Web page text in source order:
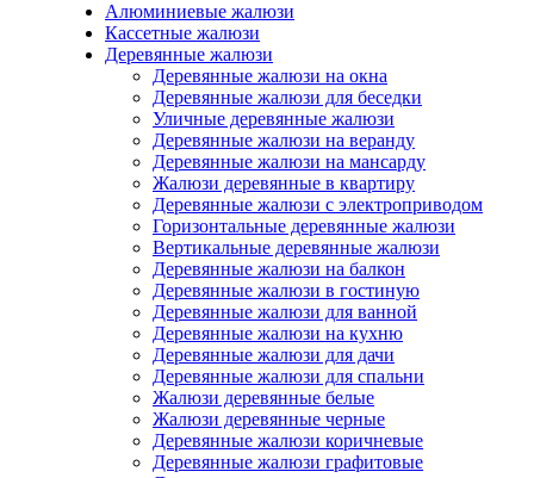
Алюминиевые жалюзи
Кассетные жалюзи
Деревянные жалюзи
Деревянные жалюзи на окна
Деревянные жалюзи для беседки
Уличные деревянные жалюзи
Деревянные жалюзи на веранду
Деревянные жалюзи на мансарду
Жалюзи деревянные в квартиру
Деревянные жалюзи с электроприводом
Горизонтальные деревянные жалюзи
Вертикальные деревянные жалюзи
Деревянные жалюзи на балкон
Деревянные жалюзи в гостиную
Деревянные жалюзи для ванной
Деревянные жалюзи на кухню
Деревянные жалюзи для дачи
Деревянные жалюзи для спальни
Жалюзи деревянные белые
Жалюзи деревянные черные
Деревянные жалюзи коричневые
Деревянные жалюзи графитовые